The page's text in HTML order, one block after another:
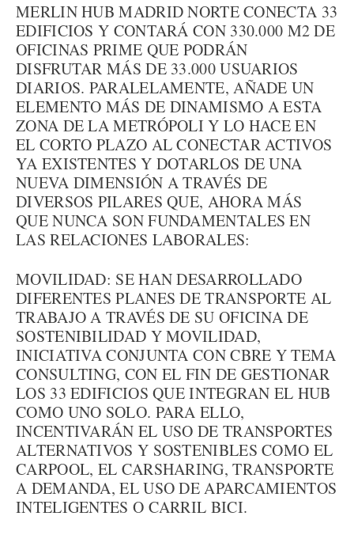
MERLIN HUB MADRID NORTE CONECTA 33
EDIFICIOS Y CONTARÁ CON 330.000 M2 DE
OFICINAS PRIME QUE PODRÁN
DISFRUTAR MÁS DE 33.000 USUARIOS
DIARIOS. PARALELAMENTE, AÑADE UN
ELEMENTO MÁS DE DINAMISMO A ESTA
ZONA DE LA METRÓPOLI Y LO HACE EN
EL CORTO PLAZO AL CONECTAR ACTIVOS
YA EXISTENTES Y DOTARLOS DE UNA
NUEVA DIMENSIÓN A TRAVÉS DE
DIVERSOS PILARES QUE, AHORA MÁS
QUE NUNCA SON FUNDAMENTALES EN
LAS RELACIONES LABORALES:
MOVILIDAD: SE HAN DESARROLLADO
DIFERENTES PLANES DE TRANSPORTE AL
TRABAJO A TRAVÉS DE SU OFICINA DE
SOSTENIBILIDAD Y MOVILIDAD,
INICIATIVA CONJUNTA CON CBRE Y TEMA
CONSULTING, CON EL FIN DE GESTIONAR
LOS 33 EDIFICIOS QUE INTEGRAN EL HUB
COMO UNO SOLO. PARA ELLO,
INCENTIVARÁN EL USO DE TRANSPORTES
ALTERNATIVOS Y SOSTENIBLES COMO EL
CARPOOL, EL CARSHARING, TRANSPORTE
A DEMANDA, EL USO DE APARCAMIENTOS
INTELIGENTES O CARRIL BICI.